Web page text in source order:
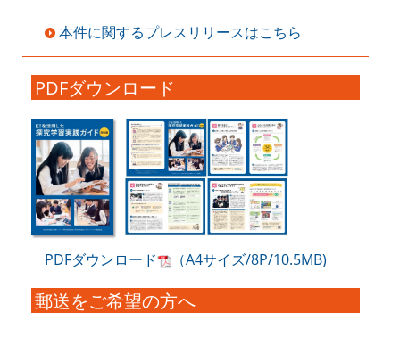
本件に関するプレスリリースはこちら
PDFダウンロード
PDFダウンロード （A4サイズ/8P/10.5MB)
郵送をご希望の方へ